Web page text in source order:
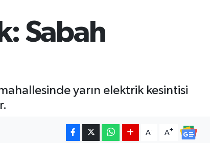
Sabah
yarın elektrik kesintisi
A- A+